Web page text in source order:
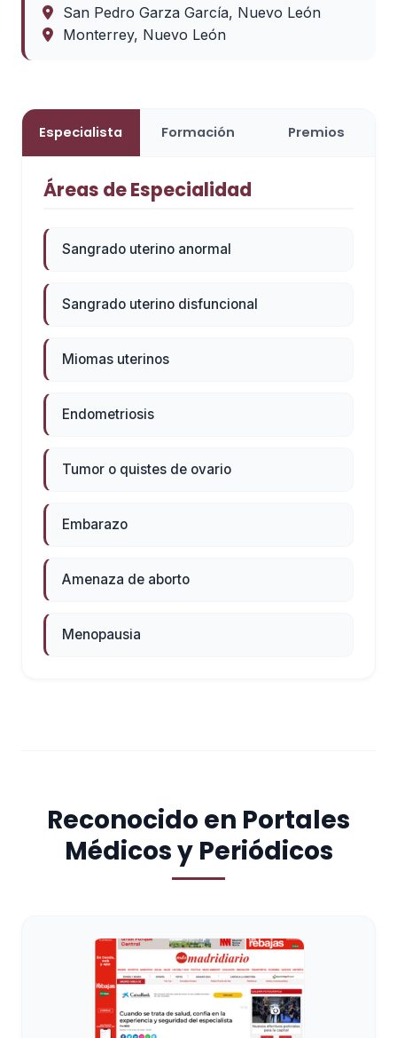
San Pedro Garza García, Nuevo León
Monterrey, Nuevo León
Especialista Formación Premios
Áreas de Especialidad
Sangrado uterino anormal
Sangrado uterino disfuncional
Miomas uterinos
Endometriosis
Tumor o quistes de ovario
Embarazo
Amenaza de aborto
Menopausia
Reconocido en Portales
Médicos y Periódicos